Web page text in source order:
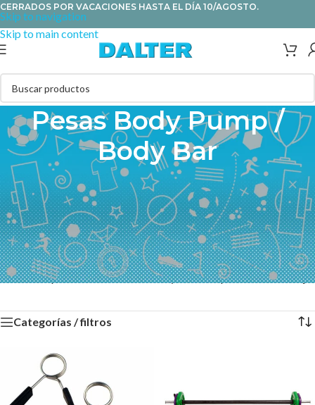
Skip to navigation
Skip to main content
CERRADOS POR VACACIONES HASTA EL DÍA 10/AGOSTO.
Pesas Body Pump /
Body Bar
Set de pesas ideales para body pump, varios modelos work power,
work power pump , ambos completos o mini, discos sueltos,
cierres, barras sueltas y muebles para almacenarlos. Elige el tuyo.
Las body bar o barras lastradas permiten realizar multitud de
ejercicios. Se utilizan tanto para entrenamiento funcional como de
fuerza. Disponibles varios modelos y muebles para su almacenaje.
Categorías / filtros